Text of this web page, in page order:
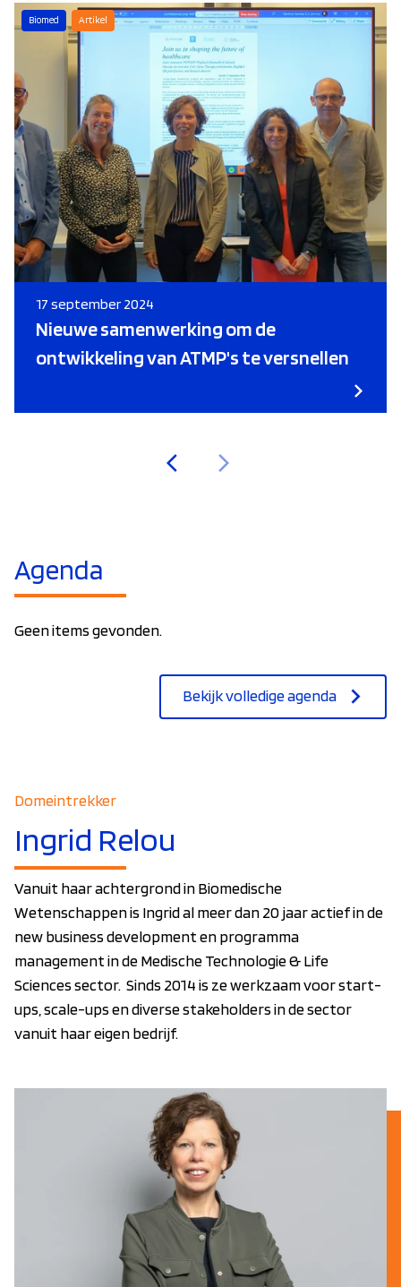
Biomed Artikel
17 september 2024
Nieuwe samenwerking om de
ontwikkeling van ATMP's te versnellen
arrow_back_ios arrow_forward_ios
Agenda
Geen items gevonden.
Bekijk volledige agenda
Domeintrekker
Ingrid Relou
Vanuit haar achtergrond in Biomedische
Wetenschappen is Ingrid al meer dan 20 jaar actief in de
new business development en programma
management in de Medische Technologie & Life
Sciences sector. Sinds 2014 is ze werkzaam voor start-
ups, scale-ups en diverse stakeholders in de sector
vanuit haar eigen bedrijf.